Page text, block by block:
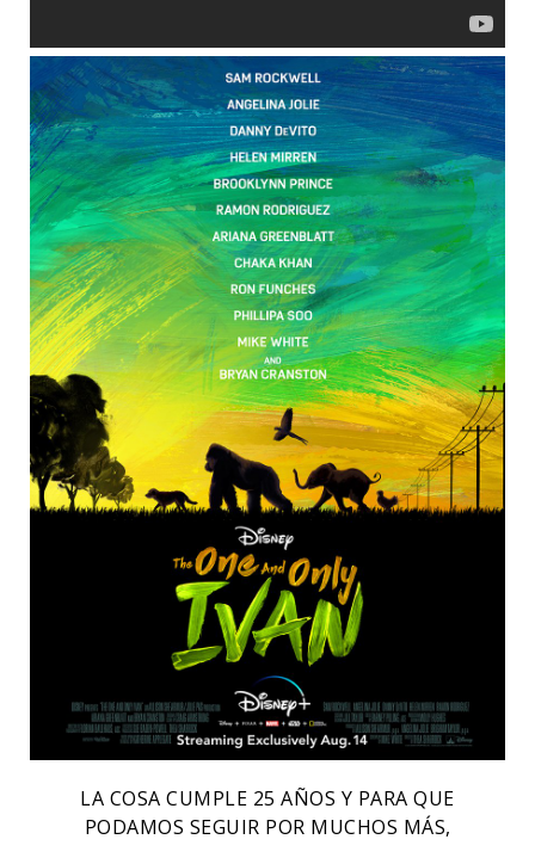
LA COSA CUMPLE 25 AÑOS Y PARA QUE
PODAMOS SEGUIR POR MUCHOS MÁS,